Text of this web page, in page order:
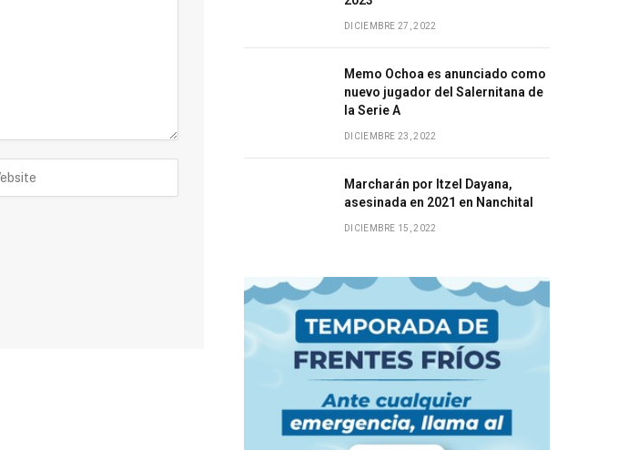
DICIEMBRE 27, 2022
Memo Ochoa es anunciado como
nuevo jugador del Salernitana de
la Serie A
DICIEMBRE 23, 2022
Marcharán por Itzel Dayana,
asesinada en 2021 en Nanchital
DICIEMBRE 15, 2022